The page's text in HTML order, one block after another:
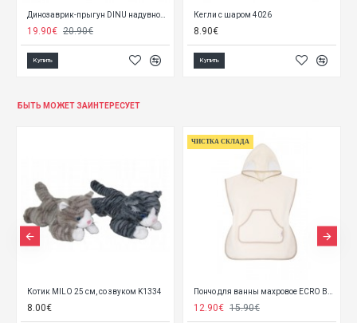
Динозаврик-прыгун DINU надувной 20840
19.90€ 20.90€
Купить
Кегли с шаром 4026
8.90€
Купить
БЫТЬ МОЖЕТ ЗАИНТЕРЕСУЕТ
Котик MILO 25 см, со звуком K1334
8.00€
ЧИСТКА СКЛАДА
Пончо для ванны махровое ECRO BL184
12.90€ 15.90€